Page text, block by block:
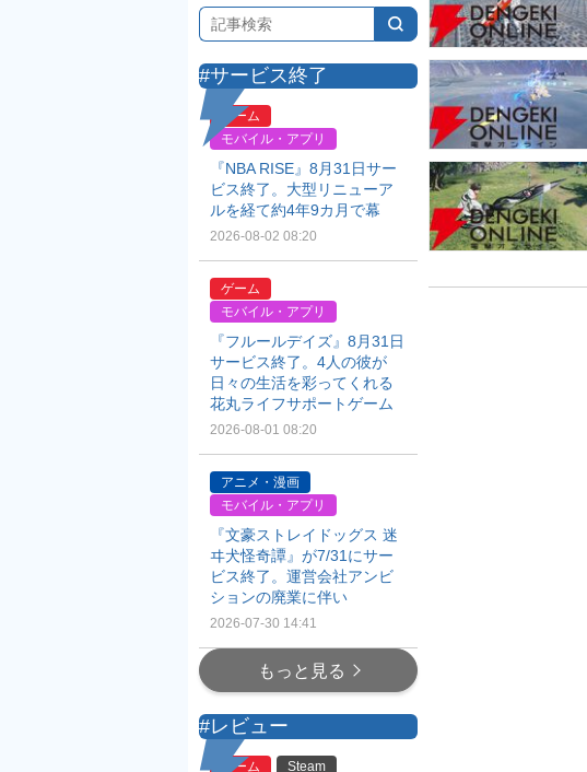
#サービス終了
ゲーム
モバイル・アプリ
『NBA RISE』8月31日サー
ビス終了。大型リニューア
ルを経て約4年9カ月で幕
2026-08-02 08:20
ゲーム
モバイル・アプリ
『フルールデイズ』8月31日
サービス終了。4人の彼が
日々の生活を彩ってくれる
花丸ライフサポートゲーム
2026-08-01 08:20
アニメ・漫画
モバイル・アプリ
『文豪ストレイドッグス 迷
ヰ犬怪奇譚』が7/31にサー
ビス終了。運営会社アンビ
ションの廃業に伴い
2026-07-30 14:41
もっと見る
#レビュー
ゲーム Steam